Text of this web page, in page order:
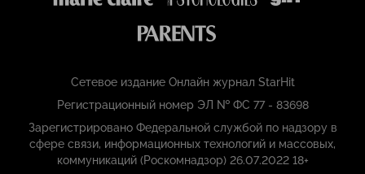
Сетевое издание Онлайн журнал StarHit
Регистрационный номер ЭЛ № ФС 77 - 83698
Зарегистрировано Федеральной службой по надзору в
сфере связи, информационных технологий и массовых,
коммуникаций (Роскомнадзор) 26.07.2022 18+